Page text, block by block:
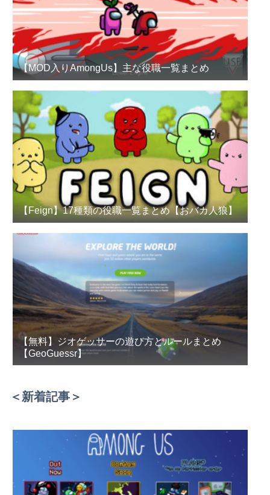
【MOD入りAmongUs】主な役職一覧まとめ
【Feign】17種類の役職一覧まとめ【おバカ人狼】
【無料】ジオゲッサーの遊び方とルールまとめ
【GeoGuessr】
＜新着記事＞